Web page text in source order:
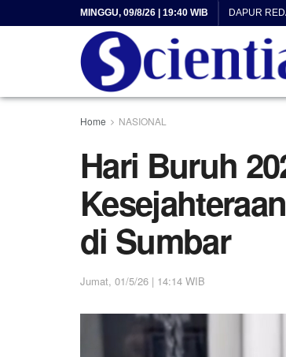
MINGGU, 09/8/26 | 19:40 WIB DAPUR
Home NASIONAL
Hari Buruh
di Sumbar
Jumat, 01/5/26 | 14:14 WIB